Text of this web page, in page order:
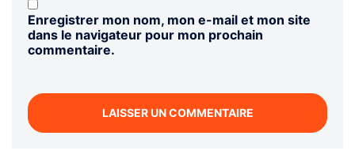
Enregistrer mon nom, mon e-mail et mon site
dans le navigateur pour mon prochain
commentaire.